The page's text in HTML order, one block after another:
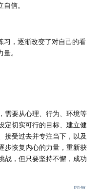
信。
习，逐渐改变了对自己的看
。
需要从心理、行为、环境等
定切实可行的目标、建立健
接受过去并专注当下，以及
步恢复内心的力量，重新获
战，但只要坚持不懈，成功